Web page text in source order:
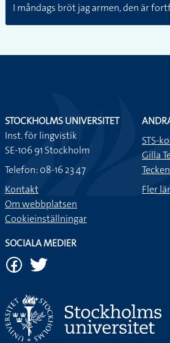
I måndags bröt jag armen, den är
STOCKHOLMS UNIVERSITET
Inst. för lingvistik
SE-106 91 Stockholm
Telefon: 08-16 23 47
Kontakt
Om webbplatsen
Cookieinställningar
STS-
Gilla
Fler
SOCIALA MEDIER